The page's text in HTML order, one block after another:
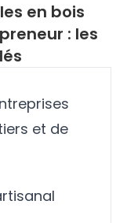
en bois
: les
et de